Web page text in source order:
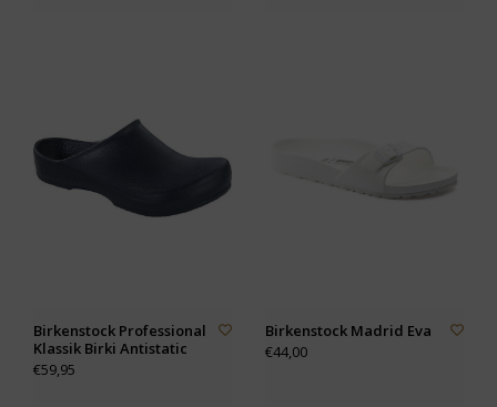
Birkenstock Professional
Klassik Birki Antistatic
€59,95
Birkenstock Madrid Eva
€44,00